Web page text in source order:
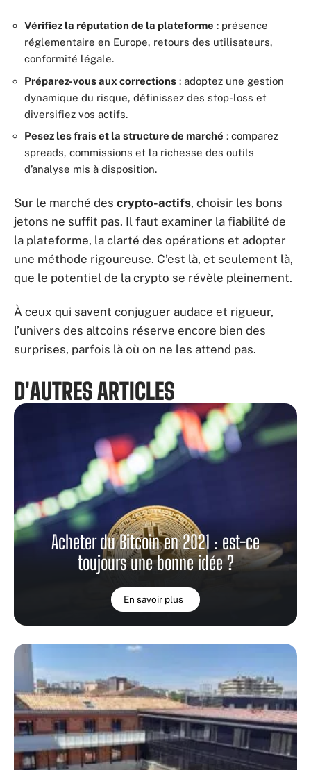
Vérifiez la réputation de la plateforme : présence
réglementaire en Europe, retours des utilisateurs,
conformité légale.
Préparez-vous aux corrections : adoptez une gestion
dynamique du risque, définissez des stop-loss et
diversifiez vos actifs.
Pesez les frais et la structure de marché : comparez
spreads, commissions et la richesse des outils
d’analyse mis à disposition.
Sur le marché des crypto-actifs, choisir les bons
jetons ne suffit pas. Il faut examiner la fiabilité de
la plateforme, la clarté des opérations et adopter
une méthode rigoureuse. C’est là, et seulement là,
que le potentiel de la crypto se révèle pleinement.
À ceux qui savent conjuguer audace et rigueur,
l’univers des altcoins réserve encore bien des
surprises, parfois là où on ne les attend pas.
D'AUTRES ARTICLES
Acheter du Bitcoin en 2021 : est-ce
toujours une bonne idée ?
En savoir plus